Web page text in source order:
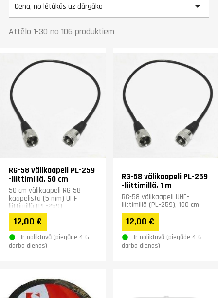
Cena, no lētākās uz dārgāko 
Attēlo 1-30 no 106 produktiem
RG-58 välikaapeli PL-259
-liittimillä, 50 cm
50 cm välikaapeli RG-58-
kaapelista (5 mm) UHF-
liittimillä (PL-259)
12,00 €
Ir noliktavā (piegāde 4-6
darba dienas)
RG-58 välikaapeli PL-259
-liittimillä, 1 m
RG-58 välikaapeli UHF-
liittimillä (PL-259), 100 cm
12,00 €
Ir noliktavā (piegāde 4-6
darba dienas)